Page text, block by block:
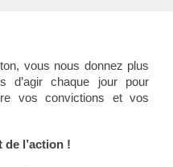
vous nous donnez plus
d’agir chaque jour pour
vos convictions et vos
de l’action !